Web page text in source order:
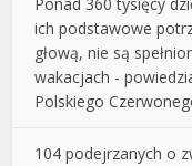
ich podstawowe
głową, nie są
wakacjach -
Polskiego
104 podejrzanych o